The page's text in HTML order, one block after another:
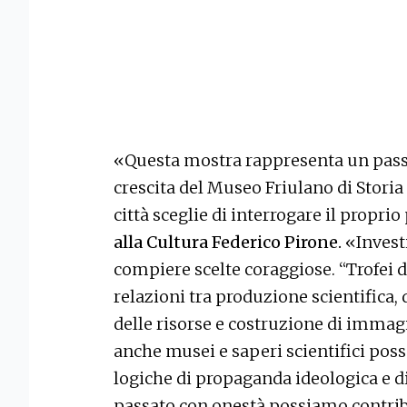
«Questa mostra rappresenta un
crescita del Museo Friulano di
città sceglie di interrogare il
alla Cultura Federico Pirone.
compiere scelte coraggiose. “Trofei
relazioni tra produzione
delle risorse e costruzione di
anche musei e saperi scientifici
logiche di propaganda ideologica e